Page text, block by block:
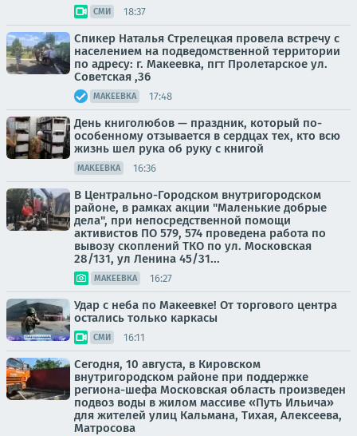
СМИ 18:37
Спикер Наталья Стрелецкая провела встречу с
населением на подведомственной территории
по адресу: г. Макеевка, пгт Пролетарское ул.
Советская ,36
МАКЕЕВКА 17:48
День книголюбов — праздник, который по-
особенному отзывается в сердцах тех, кто всю
жизнь шел рука об руку с книгой
МАКЕЕВКА 16:36
В Центрально-Городском внутригородском
районе, в рамках акции "Маленькие добрые
дела", при непосредственной помощи
активистов ПО 579, 574 проведена работа по
вывозу скоплений ТКО по ул. Московская
28/131, ул Ленина 45/31...
МАКЕЕВКА 16:27
Удар с неба по Макеевке! От торгового центра
остались только каркасы
СМИ 16:11
Сегодня, 10 августа, в Кировском
внутригородском районе при поддержке
региона-шефа Московская область произведен
подвоз воды в жилом массиве «Путь Ильича»
для жителей улиц Кальмана, Тихая, Алексеева,
Матросова